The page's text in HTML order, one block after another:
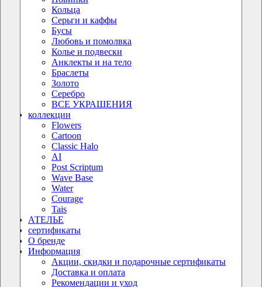
Кольца
Серьги и каффы
Бусы
Любовь и помолвка
Колье и подвески
Анклекты и на тело
Браслеты
Золото
Серебро
ВСЕ УКРАШЕНИЯ
коллекции
Flowers
Cartoon
Classic Halo
AI
Post Scriptum
Wave Base
Water
Courage
Tais
АТЕЛЬЕ
сертификаты
О бренде
Информация
Акции, скидки и подарочные сертификаты
Доставка и оплата
Рекомендации и уход